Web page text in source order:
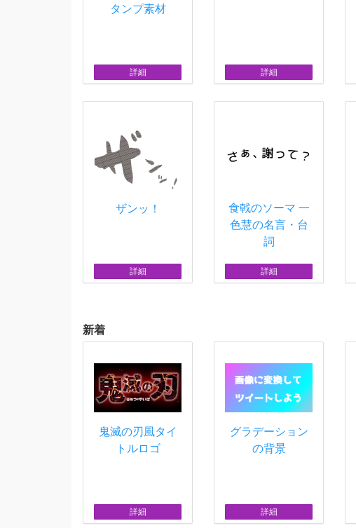
タンプ素材
詳細 詳細
ザンッ！
詳細
食戟のソーマ 一
色慧の名言・台
詞
詳細
新着
鬼滅の刃風タイ
トルロゴ
詳細
グラデーション
の背景
詳細